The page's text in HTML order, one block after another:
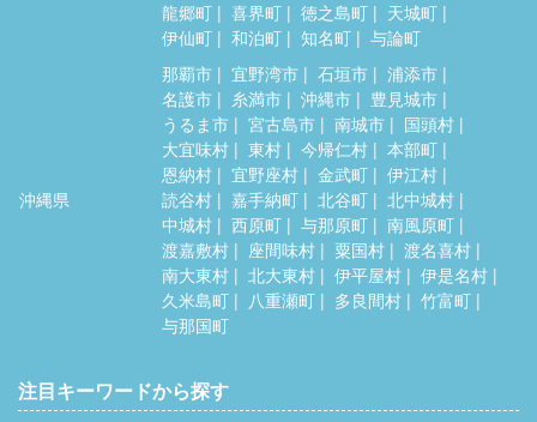
龍郷町
喜界町 徳之島町
天城町
伊仙町
和泊町 知名町 与論町
沖縄県
那覇市 宜野湾市 石垣市
浦添市
名護市
糸満市 沖縄市
豊見城市
うるま市
宮古島市 南城市
国頭村
大宜味村
東村 今帰仁村
本部町
恩納村
宜野座村 金武町
伊江村
読谷村
嘉手納町 北谷町
北中城村
中城村
西原町 与那原町
南風原町
渡嘉敷村
座間味村 粟国村
渡名喜村
南大東村
北大東村 伊平屋村
伊是名村
久米島町
八重瀬町 多良間村
竹富町
与那国町
注目キーワードから探す